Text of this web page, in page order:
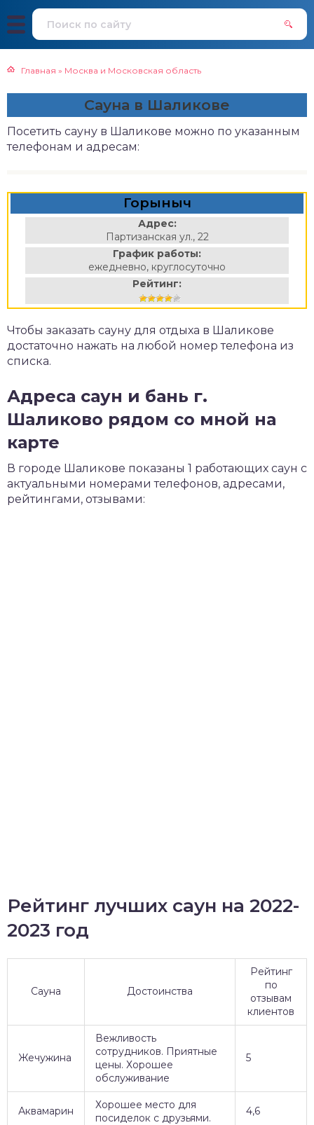
Главная » Москва и Московская область
Сауна в Шаликове
Посетить сауну в Шаликове можно по указанным
телефонам и адресам:
Горыныч
Адрес:
Партизанская ул., 22
График работы:
ежедневно, круглосуточно
Рейтинг:
Чтобы заказать сауну для отдыха в Шаликове
достаточно нажать на любой номер телефона из
списка.
Адреса саун и бань г.
Шаликово рядом со мной на
карте
В городе Шаликове показаны 1 работающих саун с
актуальными номерами телефонов, адресами,
рейтингами, отзывами:
Рейтинг лучших саун на 2022-
2023 год
Сауна Достоинства
Рейтинг
по
отзывам
клиентов
Жечужина
Вежливость
сотрудников. Приятные
цены. Хорошее
обслуживание
5
Аквамарин
Хорошее место для
посиделок с друзьями.
4,6